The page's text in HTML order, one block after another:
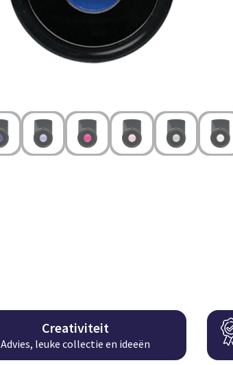
Creativiteit
Advies, leuke collectie en ideeën